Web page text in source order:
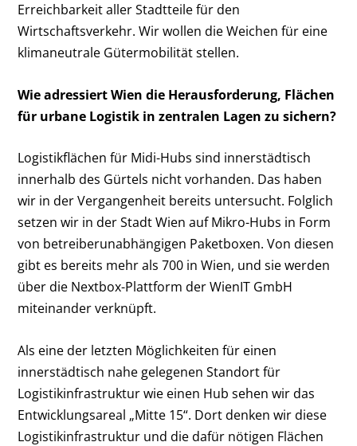
Erreichbarkeit aller Stadtteile für den
Wirtschaftsverkehr. Wir wollen die Weichen für eine
klimaneutrale Gütermobilität stellen.
Wie adressiert Wien die Herausforderung, Flächen
für urbane Logistik in zentralen Lagen zu sichern?
Logistikflächen für Midi-Hubs sind innerstädtisch
innerhalb des Gürtels nicht vorhanden. Das haben
wir in der Vergangenheit bereits untersucht. Folglich
setzen wir in der Stadt Wien auf Mikro-Hubs in Form
von betreiberunabhängigen Paketboxen. Von diesen
gibt es bereits mehr als 700 in Wien, und sie werden
über die Nextbox-Plattform der WienIT GmbH
miteinander verknüpft.
Als eine der letzten Möglichkeiten für einen
innerstädtisch nahe gelegenen Standort für
Logistikinfrastruktur wie einen Hub sehen wir das
Entwicklungsareal „Mitte 15“. Dort denken wir diese
Logistikinfrastruktur und die dafür nötigen Flächen